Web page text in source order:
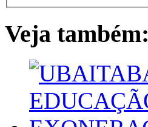
Veja também: